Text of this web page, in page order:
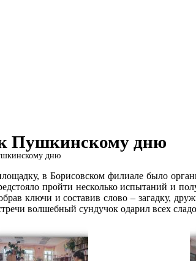
Пушкинскому дню
дню
в Борисовском филиале было
пройти несколько испытаний и
ключи и составив слово – загадку,
волшебный сундучок одарил всех